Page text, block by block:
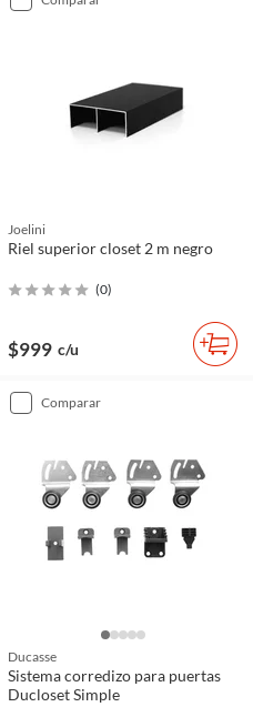
Joelini
Riel superior closet 2 m negro
(0)
$999 c/u
comparar
Ducasse
Sistema corredizo para puertas
Ducloset Simple